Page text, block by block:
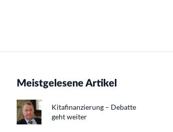
Meistgelesene Artikel
Kitafinanzierung – Debatte
geht weiter